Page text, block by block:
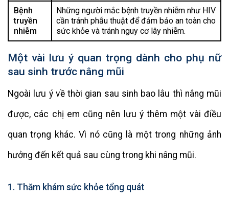
Bệnh
truyền
nhiễm
Những người mắc bệnh truyền nhiễm như HIV
cần tránh phẫu thuật để đảm bảo an toàn cho
sức khỏe và tránh nguy cơ lây nhiễm.
Một vài lưu ý quan trọng dành cho phụ nữ
sau sinh trước nâng mũi
Ngoài lưu ý về thời gian sau sinh bao lâu thì nâng mũi
được, các chị em cũng nên lưu ý thêm một vài điều
quan trọng khác. Vì nó cũng là một trong những ảnh
hưởng đến kết quả sau cùng trong khi nâng mũi.
1. Thăm khám sức khỏe tổng quát